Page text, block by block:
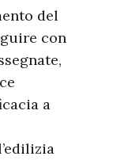
del
con
a